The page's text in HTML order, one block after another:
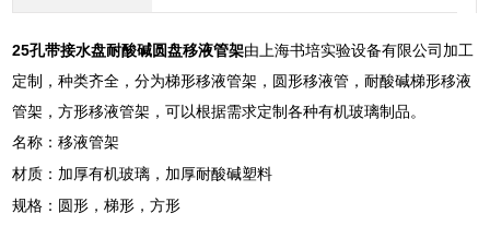
25孔带接水盘耐酸碱圆盘移液管架由上海书培实验设备有限公司加工
定制，种类齐全，分为梯形移液管架，圆形移液管，耐酸碱梯形移液
管架，方形移液管架，可以根据需求定制各种有机玻璃制品。
名称：移液管架
材质：加厚有机玻璃，加厚耐酸碱塑料
规格：圆形，梯形，方形